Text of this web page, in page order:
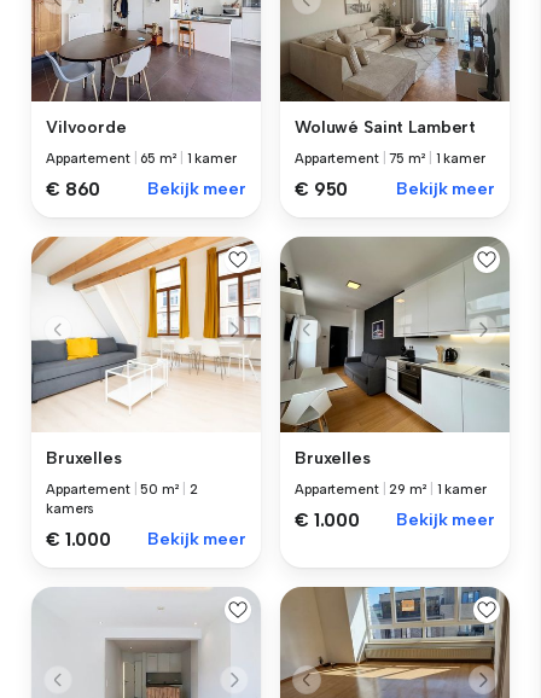
Vilvoorde
Appartement 65 m² 1 kamer
€ 860 Bekijk meer
Woluwé Saint Lambert
Appartement |75 m² 1 kamer
€ 950 Bekijk meer
Bruxelles
Appartement |50 m²
2
kamers
€ 1.000 Bekijk meer
Bruxelles
Appartement |29 m² 1 kamer
€ 1.000 Bekijk meer